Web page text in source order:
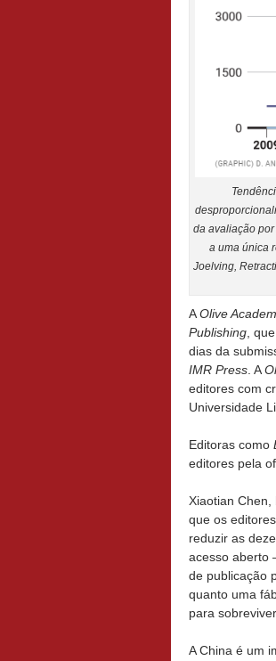
da avaliação
a uma única
Joelving,
AOlive
Publishing,
dias da
IMR Press. A
editores com
Universidade
Editoras como
editores pela
Xiaotian
que os
reduzir as
acesso aberto
de publicação
quanto uma
para
A China é um